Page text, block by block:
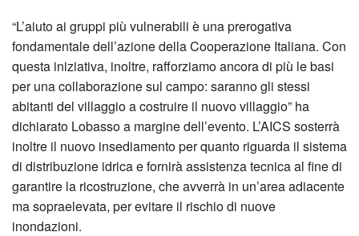
“L’aiuto ai gruppi più vulnerabili è una prerogativa
fondamentale dell’azione della Cooperazione Italiana. Con
questa iniziativa, inoltre, rafforziamo ancora di più le basi
per una collaborazione sul campo: saranno gli stessi
abitanti del villaggio a costruire il nuovo villaggio” ha
dichiarato Lobasso a margine dell’evento. L’AICS sosterrà
inoltre il nuovo insediamento per quanto riguarda il sistema
di distribuzione idrica e fornirà assistenza tecnica al fine di
garantire la ricostruzione, che avverrà in un’area adiacente
ma sopraelevata, per evitare il rischio di nuove
inondazioni.